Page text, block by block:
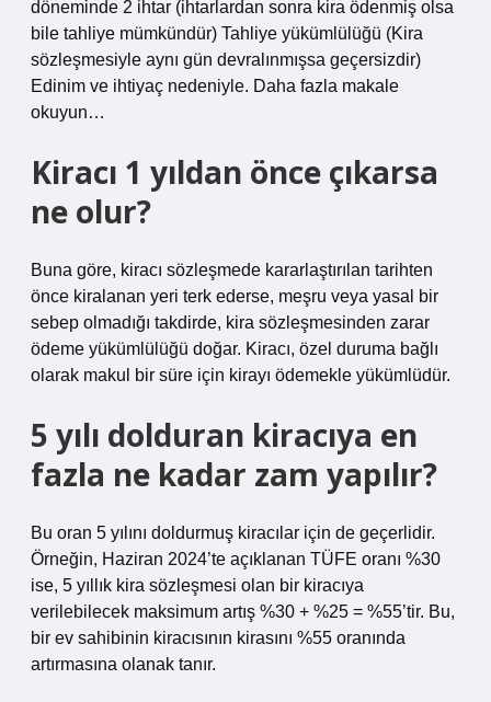
döneminde 2 ihtar (ihtarlardan sonra kira ödenmiş olsa
bile tahliye mümkündür) Tahliye yükümlülüğü (Kira
sözleşmesiyle aynı gün devralınmışsa geçersizdir)
Edinim ve ihtiyaç nedeniyle. Daha fazla makale
okuyun…
Kiracı 1 yıldan önce çıkarsa
ne olur?
Buna göre, kiracı sözleşmede kararlaştırılan tarihten
önce kiralanan yeri terk ederse, meşru veya yasal bir
sebep olmadığı takdirde, kira sözleşmesinden zarar
ödeme yükümlülüğü doğar. Kiracı, özel duruma bağlı
olarak makul bir süre için kirayı ödemekle yükümlüdür.
5 yılı dolduran kiracıya en
fazla ne kadar zam yapılır?
Bu oran 5 yılını doldurmuş kiracılar için de geçerlidir.
Örneğin, Haziran 2024’te açıklanan TÜFE oranı %30
ise, 5 yıllık kira sözleşmesi olan bir kiracıya
verilebilecek maksimum artış %30 + %25 = %55’tir. Bu,
bir ev sahibinin kiracısının kirasını %55 oranında
artırmasına olanak tanır.